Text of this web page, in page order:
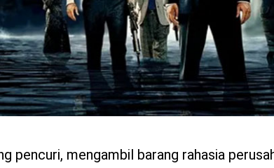
pencuri, mengambil barang rahasia